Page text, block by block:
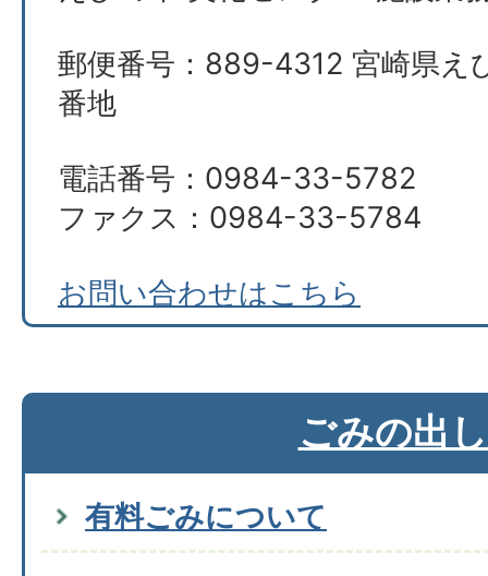
郵便番号：889-4312 宮崎県え
番地
電話番号：0984-33-5782
ファクス：0984-33-5784
お問い合わせはこちら
ごみの出
有料ごみについて